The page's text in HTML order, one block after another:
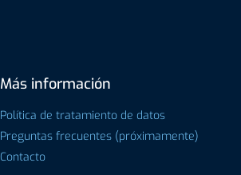
Más información
Política de tratamiento de datos
Preguntas frecuentes (próximamente)
Contacto